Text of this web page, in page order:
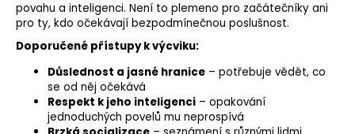
povahu a inteligenci. Není to plemeno pro začátečníky ani
pro ty, kdo očekávají bezpodmínečnou poslušnost.
Doporučené přístupy k výcviku:
Důslednost a jasné hranice – potřebuje vědět, co
se od něj očekává
Respekt k jeho inteligenci – opakování
jednoduchých povelů mu neprospívá